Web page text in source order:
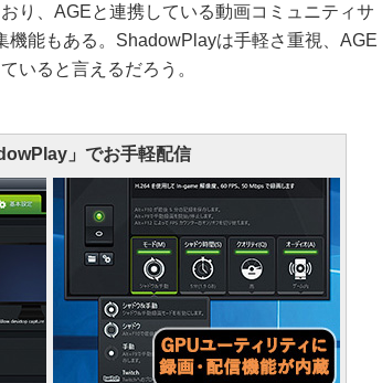
り、AGEと連携している動画コミュニティサ
機能もある。ShadowPlayは手軽さ重視、AGE
いると言えるだろう。
」でお手軽配信